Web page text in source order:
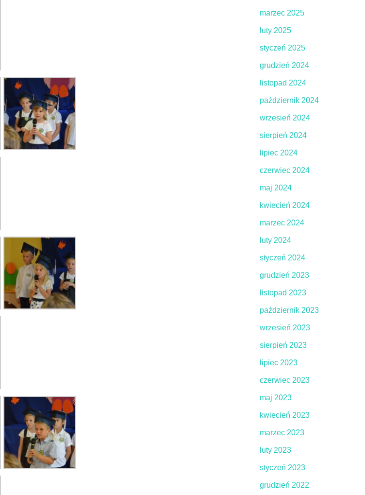
marzec 2025
luty 2025
styczeń 2025
grudzień 2024
listopad 2024
październik 2024
wrzesień 2024
sierpień 2024
lipiec 2024
czerwiec 2024
maj 2024
kwiecień 2024
marzec 2024
luty 2024
styczeń 2024
grudzień 2023
listopad 2023
październik 2023
wrzesień 2023
sierpień 2023
lipiec 2023
czerwiec 2023
maj 2023
kwiecień 2023
marzec 2023
luty 2023
styczeń 2023
grudzień 2022